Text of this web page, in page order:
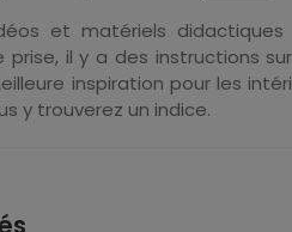
et matériels
il y a des instructions
inspiration pour les
y trouverez un indice.